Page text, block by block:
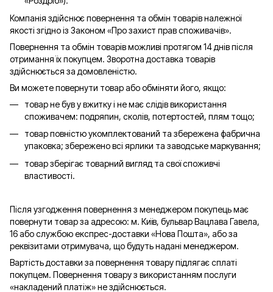
Компанія здійснює повернення та обмін товарів належної
якості згідно із Законом «Про захист прав споживачів».
Повернення та обмін товарів можливі протягом 14 днів після
отримання їх покупцем. Зворотна доставка товарів
здійснюється за домовленістю.
Ви можете повернути товар або обміняти його, якщо:
товар не був у вжитку і не має слідів використання
споживачем: подряпин, сколів, потертостей, плям тощо;
товар повністю укомплектований та збережена фабрична
упаковка; збережено всі ярлики та заводське маркування;
товар зберігає товарний вигляд та свої споживчі
властивості.
Після узгодження повернення з менеджером покупець має
повернути товар за адресою: м. Київ, бульвар Вацлава Гавела,
16 або службою експрес-доставки «Нова Пошта», або за
реквізитами отримувача, що будуть надані менеджером.
Вартість доставки за повернення товару підлягає сплаті
покупцем. Повернення товару з використанням послуги
«накладений платіж» не здійснюється.